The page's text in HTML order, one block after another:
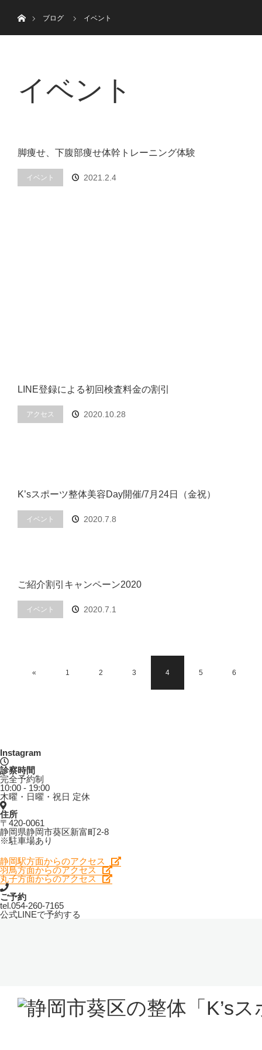
ブログ
イベント
イベント
脚痩せ、下腹部痩せ体幹トレーニング体験
イベント 2021.2.4
LINE登録による初回検査料金の割引
アクセス 2020.10.28
K’sスポーツ整体美容Day開催/7月24日（金祝）
イベント 2020.7.8
ご紹介割引キャンペーン2020
イベント 2020.7.1
« 1 2 3 4 5 6
Instagram
診察時間
完全予約制
10:00 - 19:00
木曜・日曜・祝日 定休
住所
〒420-0061
静岡県静岡市葵区新富町2-8
※駐車場あり
静岡駅方面からのアクセス
羽鳥方面からのアクセス
丸子方面からのアクセス
ご予約
tel.054-260-7165
公式LINEで予約する